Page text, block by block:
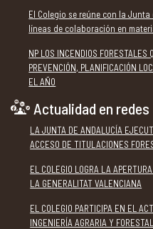
El Colegio se reúne con la
líneas de colaboración en
NP LOS INCENDIOS FORESTALES
PREVENCIÓN, PLANIFICACIÓN
EL AÑO
Actualidad en redes
LA JUNTA DE ANDALUCÍA
ACCESO DE TITULACIONES
EL COLEGIO LOGRA LA
LA GENERALITAT VALENCIANA
EL COLEGIO PARTICIPA EN EL
INGENIERÍA AGRARIA Y